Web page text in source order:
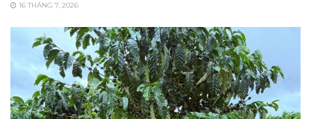
16 THÁNG 7, 2026